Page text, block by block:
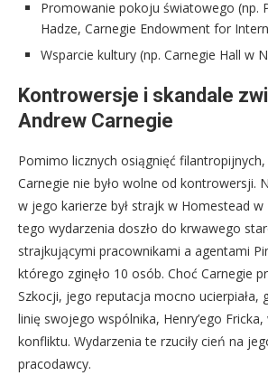
Promowanie pokoju światowego (np.
Hadze, Carnegie Endowment for
Wsparcie kultury (np. Carnegie Hall w
Kontrowersje i skandale
Andrew Carnegie
Pomimo licznych osiągnięć
Carnegie nie było wolne od kontrowersji.
w jego karierze był strajk w Homestead w
tego wydarzenia doszło do krwawego
strajkującymi pracownikami a agentami
którego zginęło 10 osób. Choć Carnegie
Szkocji, jego reputacja mocno ucierpiała,
linię swojego wspólnika, Henry’ego
konfliktu. Wydarzenia te rzuciły cień na
pracodawcy.